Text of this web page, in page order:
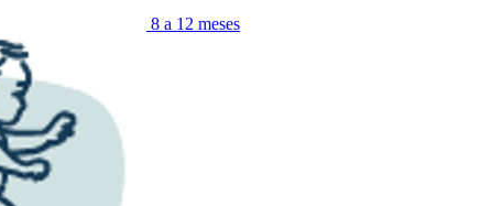
8 a 12 meses